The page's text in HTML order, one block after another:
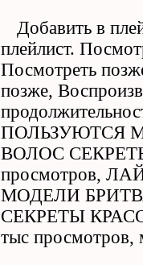
Добавить в
плейлист.
Посмотреть
позже,
ПОЛЬЗУЮТСЯ
ВОЛОС СЕКРЕТЫ
просмотров,
МОДЕЛИ
СЕКРЕТЫ
тыс просмотров,